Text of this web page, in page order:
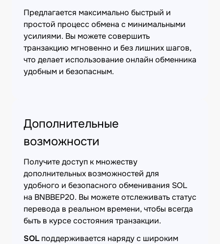
Предлагается максимально быстрый и
простой процесс обмена с минимальными
усилиями. Вы можете совершить
транзакцию мгновенно и без лишних шагов,
что делает использование онлайн обменника
удобным и безопасным.
Дополнительные
возможности
Получите доступ к множеству
дополнительных возможностей для
удобного и безопасного обменивания SOL
на BNBBEP20. Вы можете отслеживать статус
перевода в реальном времени, чтобы всегда
быть в курсе состояния транзакции.
SOLподдерживается наряду с широким